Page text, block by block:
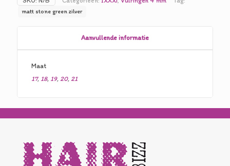
matt stone green zilver
Aanvullende informatie
Maat
17, 18, 19, 20, 21